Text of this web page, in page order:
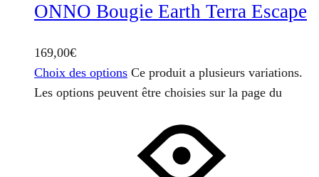
ONNO Bougie Earth Terra Escape
169,00€
Choix des options Ce produit a plusieurs variations.
Les options peuvent être choisies sur la page du